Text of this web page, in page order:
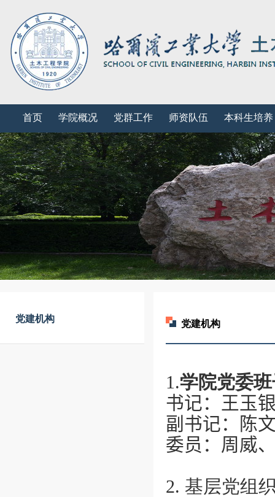
首页 学院概况 党群工作 师资队伍 本科生培养
党建机构 党建机构
1.学院党委
书记： 王玉
副书记：
陈
委员： 周威
2. 基层党组